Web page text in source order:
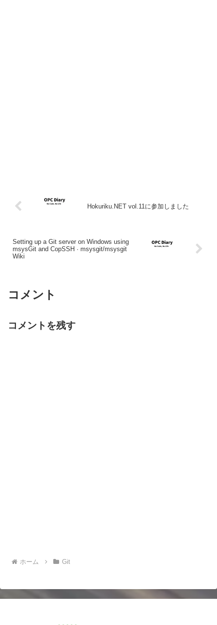
Hokuriku.NET vol.11に参加しました
Setting up a Git server on Windows using
msysGit and CopSSH · msysgit/msysgit
Wiki
コメント
コメントを残す
ホーム Git